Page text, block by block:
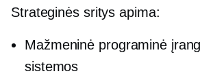
Strateginės sritys apima:
Mažmeninė programinė
sistemos